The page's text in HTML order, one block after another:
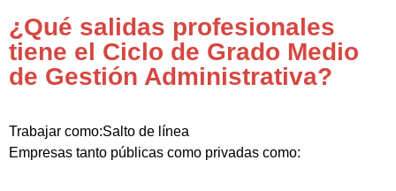
¿Qué salidas profesionales
tiene el Ciclo de Grado Medio
de Gestión Administrativa?
Trabajar como:Salto de línea
Empresas tanto públicas como privadas como: